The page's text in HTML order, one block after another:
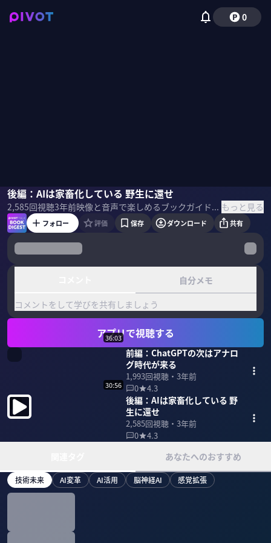
0
後編：AIは家畜化している 野生に還せ
2,585回視聴3年前 映像と音声で楽しめるブックガイド。話題の新刊の著者・訳者・編集者・思い入れのある人をゲストに呼び、ビジネスパーソンが吸収したい学びを、本の作り手に直接聞きます。 本1冊を読む時間がなかなか取れないという方も、この番組を通じて最新のビジネス書のエッセンスに触れられます。 もっと見る
ジョージ・ダイソン
フォロー 評価 保存 ダウンロード 共有
自分メモ
コメントをして学びを共有しましょう
アプリで視聴する
36:03
前編：ChatGPTの次はアナロ
グ時代が来る
1,993回視聴・ 3年前
0
4.3
30:56
後編：AIは家畜化している 野
生に還せ
2,585回視聴・ 3年前
0
4.3
あなたへのおすすめ
技術未来 AI変革 AI活用 脳神経AI 感覚拡張